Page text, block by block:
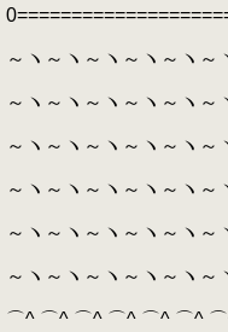
ノ ヽ
～ヽ～ヽ～ヽ～ヽ～ヽ～
ノ ヽ
～ヽ～ヽ～ヽ～ヽ～ヽ～
ノ
～ヽ～ヽ～ヽ～ヽ～ヽ～
ノ
～ヽ～ヽ～ヽ～ヽ～ヽ～
～ヽ～ヽ～ヽ～ヽ～ヽ～
～ヽ～ヽ～ヽ～ヽ～ヽ～
´ |
⌒^ ⌒^ ⌒^ ⌒^ ⌒^ ⌒^